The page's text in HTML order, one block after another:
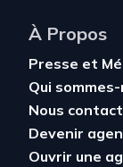
À Propos
Presse et
Qui sommes-
Nous
Devenir
Ouvrir une